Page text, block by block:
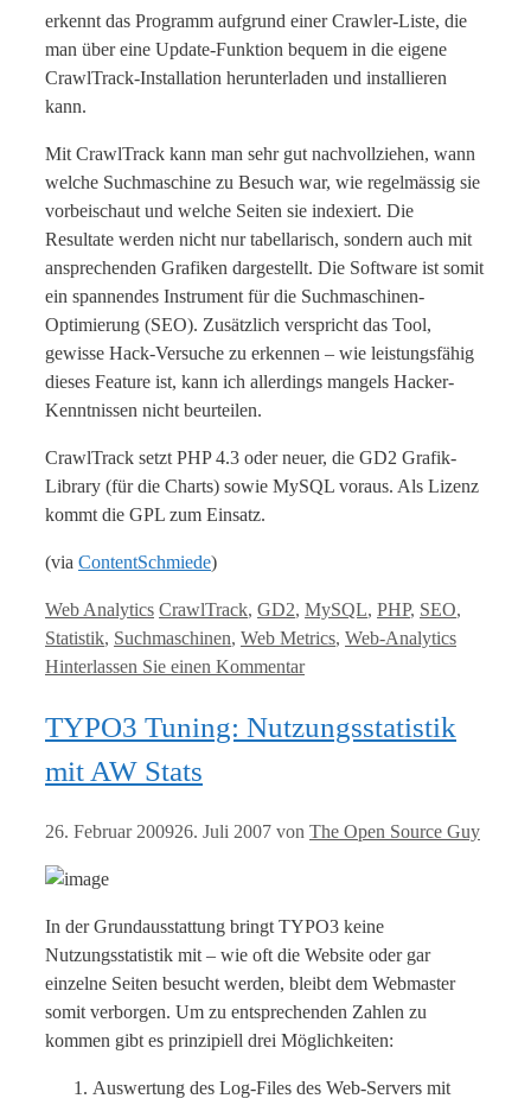
erkennt das Programm aufgrund einer Crawler-Liste, die
man über eine Update-Funktion bequem in die eigene
CrawlTrack-Installation herunterladen und installieren
kann.
Mit CrawlTrack kann man sehr gut nachvollziehen, wann
welche Suchmaschine zu Besuch war, wie regelmässig sie
vorbeischaut und welche Seiten sie indexiert. Die
Resultate werden nicht nur tabellarisch, sondern auch mit
ansprechenden Grafiken dargestellt. Die Software ist somit
ein spannendes Instrument für die Suchmaschinen-
Optimierung (SEO). Zusätzlich verspricht das Tool,
gewisse Hack-Versuche zu erkennen – wie leistungsfähig
dieses Feature ist, kann ich allerdings mangels Hacker-
Kenntnissen nicht beurteilen.
CrawlTrack setzt PHP 4.3 oder neuer, die GD2 Grafik-
Library (für die Charts) sowie MySQL voraus. Als Lizenz
kommt die GPL zum Einsatz.
(via ContentSchmiede)
Kategorien
Web Analytics Tags
CrawlTrack, GD2, MySQL, PHP, SEO,
Statistik, Suchmaschinen, Web Metrics, Web-Analytics
Hinterlassen Sie einen Kommentar
TYPO3 Tuning: Nutzungsstatistik
mit AW Stats
26. Februar 200926. Juli 2007 von The Open Source Guy
In der Grundausstattung bringt TYPO3 keine
Nutzungsstatistik mit – wie oft die Website oder gar
einzelne Seiten besucht werden, bleibt dem Webmaster
somit verborgen. Um zu entsprechenden Zahlen zu
kommen gibt es prinzipiell drei Möglichkeiten:
Auswertung des Log-Files des Web-Servers mit